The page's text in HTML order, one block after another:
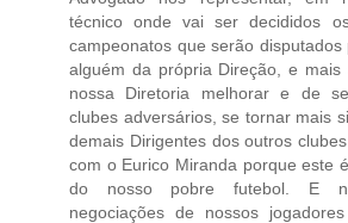
técnico onde vai ser decididos
campeonatos que serão
alguém da própria Direção, e
nossa Diretoria melhorar e de
clubes adversários, se tornar mais
demais Dirigentes dos outros
com o Eurico Miranda porque este
do nosso pobre futebol. E
negociações de nossos